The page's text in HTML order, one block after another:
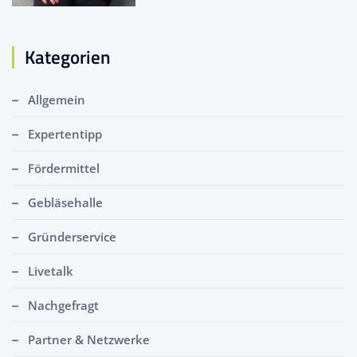
Kategorien
Allgemein
Expertentipp
Fördermittel
Gebläsehalle
Gründerservice
Livetalk
Nachgefragt
Partner & Netzwerke